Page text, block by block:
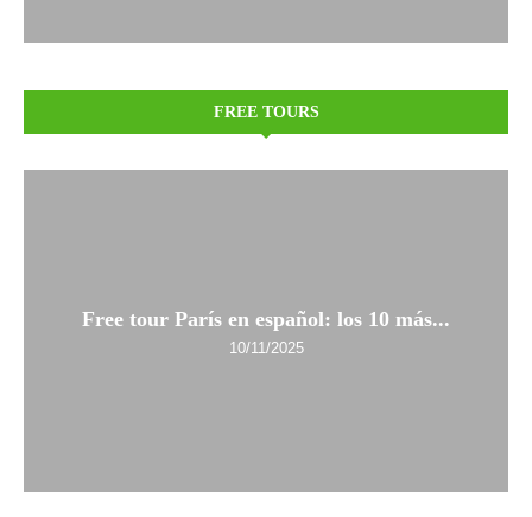
FREE TOURS
Free tour París en español: los 10 más...
10/11/2025